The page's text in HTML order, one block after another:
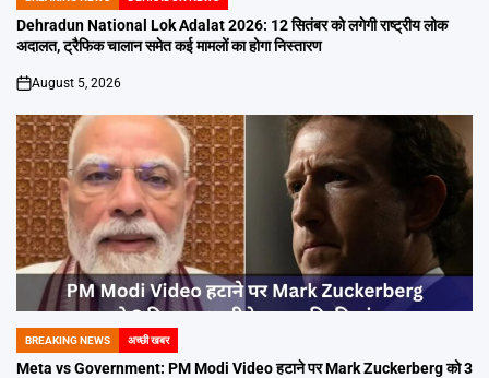
POSTED
IN
Dehradun National Lok Adalat 2026: 12 सितंबर को लगेगी राष्ट्रीय लोक
अदालत, ट्रैफिक चालान समेत कई मामलों का होगा निस्तारण
on
August 5, 2026
POSTED
IN
BREAKING NEWS अच्छी खबर
Meta vs Government: PM Modi Video हटाने पर Mark Zuckerberg को 3